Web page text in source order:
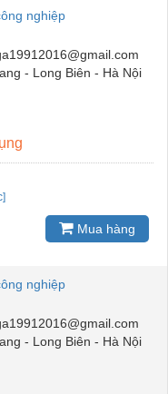
nghiệp
- Long Biên - Hà Nội
Mua hàng
nghiệp
- Long Biên - Hà Nội